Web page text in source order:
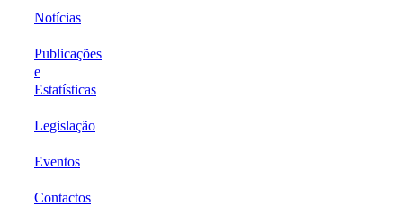
Notícias
Publicações
e
Estatísticas
Legislação
Eventos
Contactos